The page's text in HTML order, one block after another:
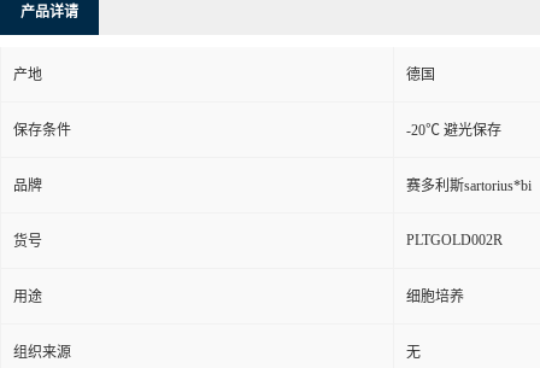
产品详请
产地 德国
保存条件 -20℃ 避光保存
品牌 赛多利斯sartorius*bi
货号 PLTGOLD002R
用途 细胞培养
组织来源 无